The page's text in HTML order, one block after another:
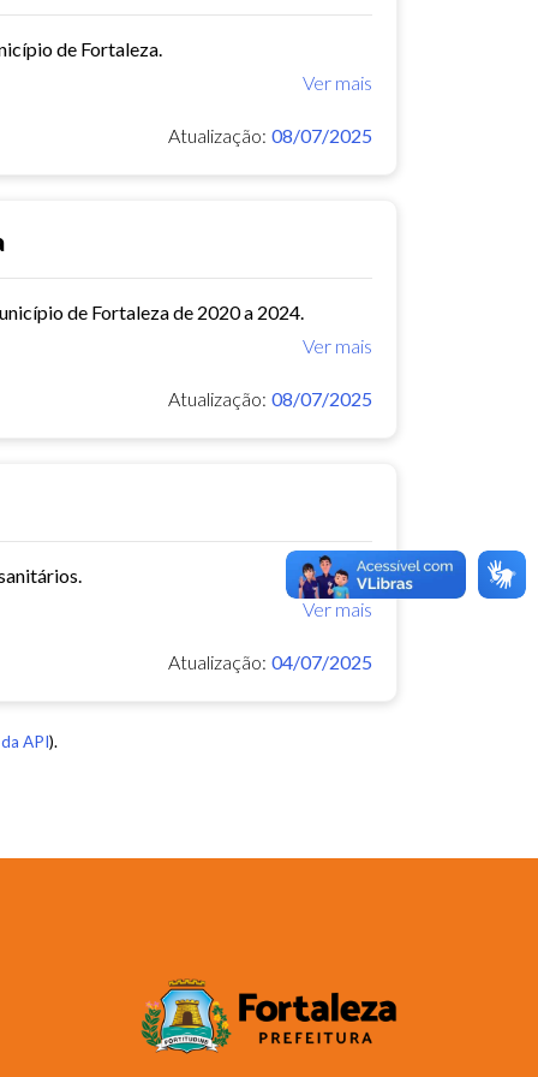
de Fortaleza.
Ver mais
Atualização: 08/07/2025
de Fortaleza de 2020 a 2024.
Ver mais
Atualização: 08/07/2025
Ver mais
Atualização: 04/07/2025
API).